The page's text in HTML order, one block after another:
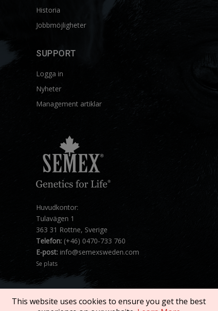
Historia
Jobbmöjligheter
SUPPORT
Logga in
Nyheter
Management artiklar
Huvudkontor:
Tulavägen 1
363 31 Rottne, Sverige
Telefon: (+46) 0470-733 760
E-post: info@semexsweden.com
Se plats
This website uses cookies to ensure you get the best